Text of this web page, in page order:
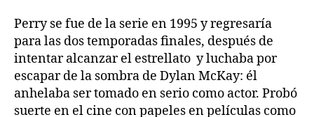
Perry se fue de la serie en 1995 y regresaría
para las dos temporadas finales, después de
intentar alcanzar el estrellato y luchaba por
escapar de la sombra de Dylan McKay: él
anhelaba ser tomado en serio como actor. Probó
suerte en el cine con papeles en películas como